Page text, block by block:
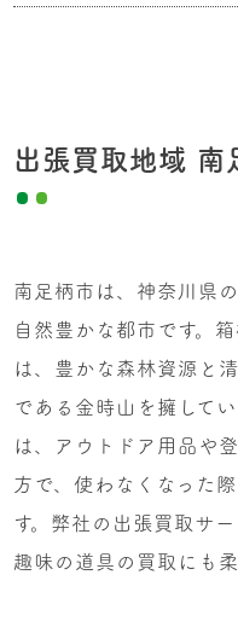
出張買取地域 南
南足柄市は、神奈川県
自然豊かな都市です。
は、豊かな森林資源と
である金時山を擁して
は、アウトドア用品や
方で、使わなくなった
す。弊社の出張買取サ
趣味の道具の買取にも